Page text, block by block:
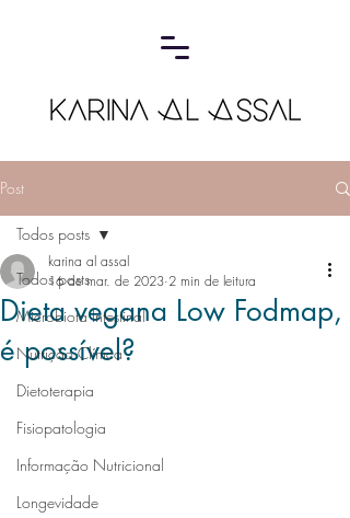
Post
Todos posts
Microbiota Intestinal
Nutrição Clínica
Dietoterapia
Fisiopatologia
Informação Nutricional
Longevidade
Todos posts
Dieta vegana Low Fodmap,
é possível?
karina al assal
16 de mar. de 2023 2 min de leitura